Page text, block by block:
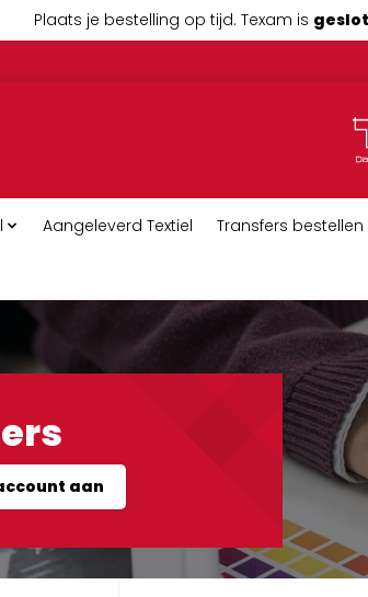
Plaats je bestelling op tijd. Texam is
Aangeleverd Textiel Transfers bestellen
aan